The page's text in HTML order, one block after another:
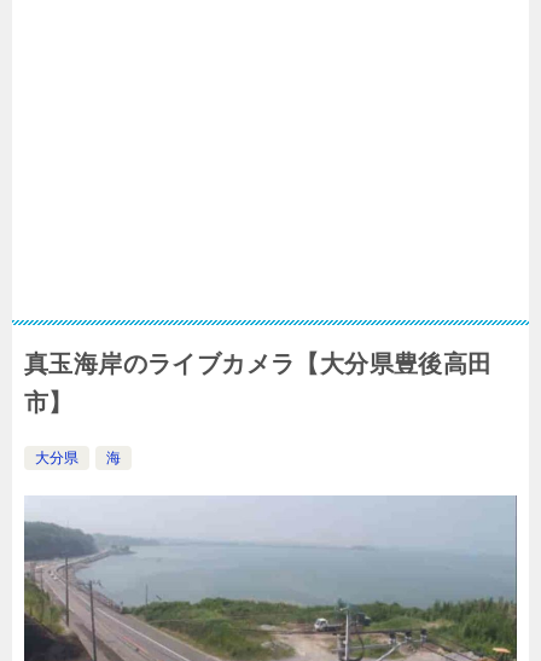
真玉海岸のライブカメラ【大分県豊後高田
市】
大分県 海